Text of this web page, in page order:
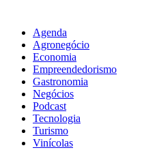
Agenda
Agronegócio
Economia
Empreendedorismo
Gastronomia
Negócios
Podcast
Tecnologia
Turismo
Vinícolas